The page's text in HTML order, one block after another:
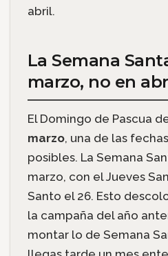
abril.
La Semana
marzo, no en
El Domingo de Pascua
marzo, una de las
posibles. La Semana
marzo, con el Jueves
Santo el 26. Esto
la campaña del año
montar lo de Semana